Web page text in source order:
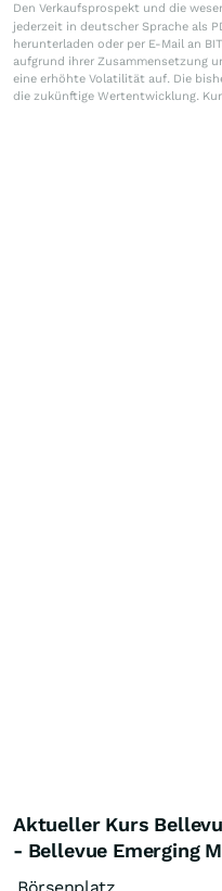
Den Verkaufsprospekt und die
jederzeit in deutscher Sprache als
herunterladen oder per E-Mail an
aufgrund ihrer Zusammensetzung
eine erhöhte Volatilität auf. Die
die zukünftige Wertentwicklung.
Aktueller Kurs
- Bellevue Emerging